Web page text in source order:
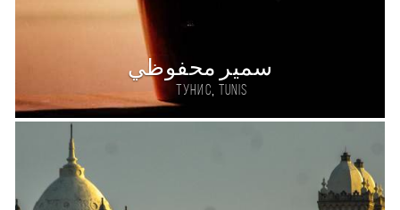
سمير محفوظي
Тунис, TUNIS